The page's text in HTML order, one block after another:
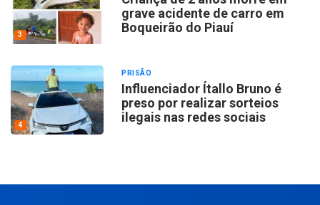
3
grave acidente de carro em
Boqueirão do Piauí
4
PRISÃO
Influenciador Ítallo Bruno é
preso por realizar sorteios
ilegais nas redes sociais